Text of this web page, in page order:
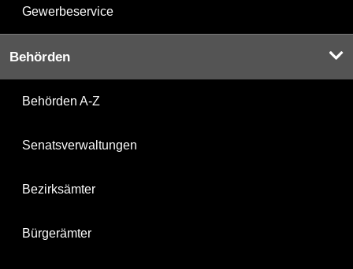
Gewerbeservice
Behörden
Behörden A-Z
Senatsverwaltungen
Bezirksämter
Bürgerämter